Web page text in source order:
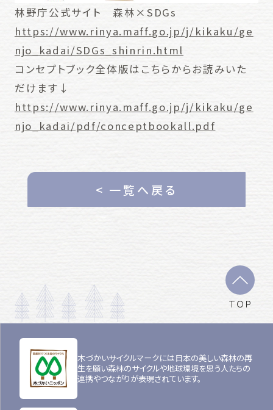
林野庁公式サイト 森林×SDGs
https://www.rinya.maff.go.jp/j/kikaku/ge
njo_kadai/SDGs_shinrin.html
コンセプトブック全体版はこちらからお読みいた
だけます↓
https://www.rinya.maff.go.jp/j/kikaku/ge
njo_kadai/pdf/conceptbookall.pdf
< 一覧へ戻る
TOP
木づかいサイクルマークには日本の美しい森林の再
生を願い森林のサイクルや地球環境を思う人たちの
連携やつながりが表現されています。